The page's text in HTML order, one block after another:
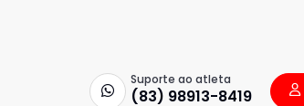
Suporte ao atleta
(83) 98913-8419